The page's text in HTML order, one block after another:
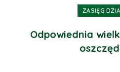
ZASIĘG
Odpowiednia